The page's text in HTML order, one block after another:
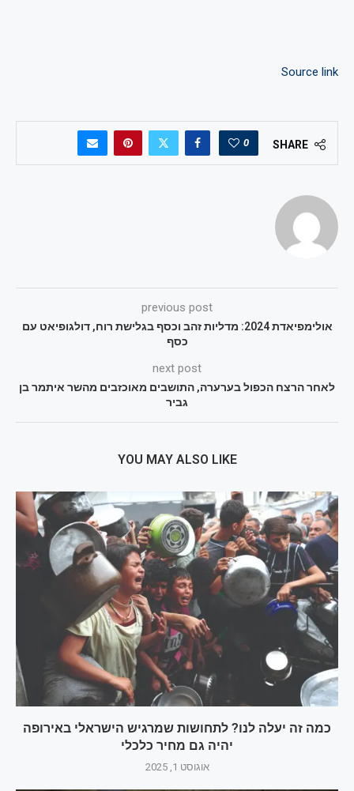
Source link
SHARE
0
previous post
אולימפיאדת 2024: מדליות זהב וכסף בגלישת רוח, דולגופיאט עם
כסף
next post
לאחר הרצח הכפול בערערה, התושבים מאוכזבים מהשר איתמר בן
גביר
YOU MAY ALSO LIKE
כמה זה יעלה לנו? לתחושות שמרגיש הישראלי באירופה
יהיה גם מחיר כלכלי
אוגוסט 1, 2025